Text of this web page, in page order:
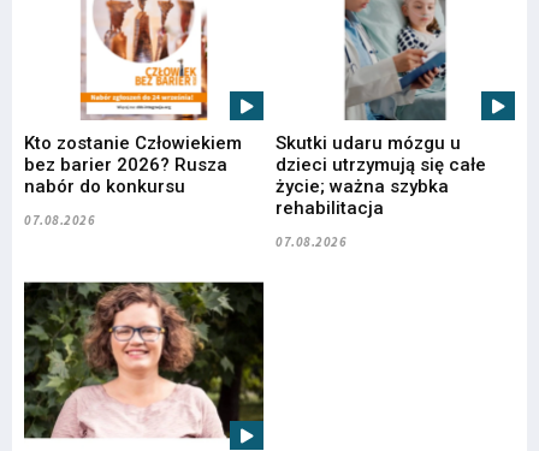
Kto zostanie Człowiekiem
bez barier 2026? Rusza
nabór do konkursu
07.08.2026
Skutki udaru mózgu u
dzieci utrzymują się całe
życie; ważna szybka
rehabilitacja
07.08.2026